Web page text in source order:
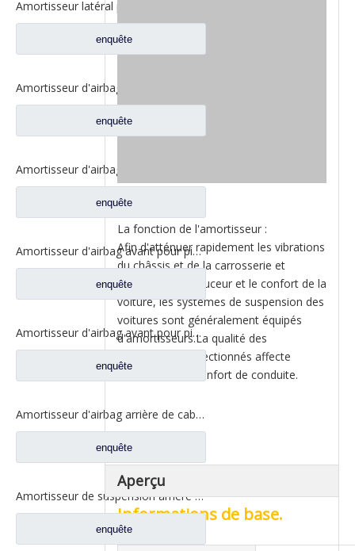
enquête
enquête
enquête
Amortisseur d'airbag avant pour pièces de rechange de camion Liuqi Chenglong H7 H73-5001470
enquête
Amortisseur d'airbag avant pour pièces de rechange de camion Liuqi Chenglong H7 H73-5001450E
enquête
Amortisseur d'airbag arrière de cabine pour pièces de rechange de camion Dongfeng Liuqi Chenglong H63-5001550
enquête
Amortisseur de suspension arrière de cabine pour pièces de rechange de camion Liuqi Balong Chenglong M4Q-5001250B
enquête
La fonction de l'amortisseur :
Afin d'atténuer rapidement les vibrations
du châssis et de la carrosserie et
d'améliorer la douceur et le confort de la
voiture, les systèmes de suspension des
voitures sont généralement équipés
d'amortisseurs.La qualité des
amortisseurs sélectionnés affecte
directement le confort de conduite.
Aperçu
Informations de base.